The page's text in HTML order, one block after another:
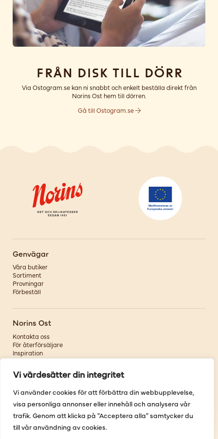
Vi värdesätter din integritet
Vi använder cookies för att förbättra din webbupplevelse,
visa personliga annonser eller innehåll och analysera vår
trafik. Genom att klicka på "Acceptera alla" samtycker du
till vår användning av cookies.
Från disk till dörr
Via Ostogram.se kan ni snabbt och enkelt beställa direkt från
Norins Ost hem till dörren.
Gå till Ostogram.se
Genvägar
Våra butiker
Sortiment
Provningar
Förbeställ
Norins Ost
Kontakta oss
För återförsäljare
Inspiration
Om oss
Följ oss
Facebook
Instagram
Youtube